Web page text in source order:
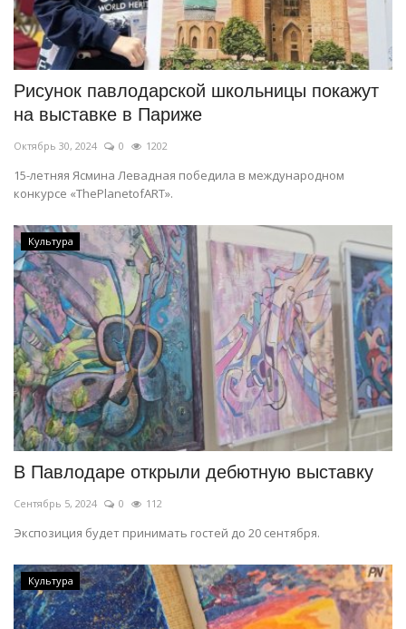
Рисунок павлодарской школьницы покажут
на выставке в Париже
Октябрь 30, 2024 0 1202
15-летняя Ясмина Левадная победила в международном
конкурсе «ThePlanetofART».
Культура
В Павлодаре открыли дебютную выставку
Сентябрь 5, 2024 0 112
Экспозиция будет принимать гостей до 20 сентября.
Культура